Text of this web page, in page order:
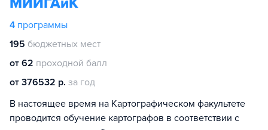
4 программы
195 бюджетных мест
от 62 проходной балл
от 376532 р. за год
В настоящее время на Картографическом факультете
проводится обучение картографов в соответствии с